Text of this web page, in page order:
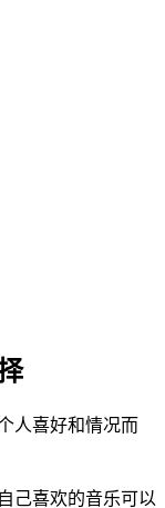
人喜好和情况而
己喜欢的音乐可以